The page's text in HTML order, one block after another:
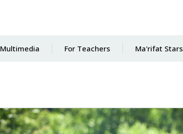
Multimedia For Teachers Ma'rifat Stars